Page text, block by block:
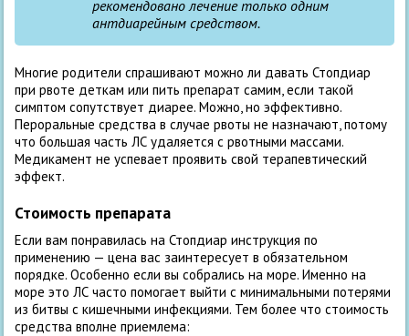
рекомендовано лечение только одним
антдиарейным средством.
Многие родители спрашивают можно ли давать Стопдиар
при рвоте деткам или пить препарат самим, если такой
симптом сопутствует диарее. Можно, но эффективно.
Пероральные средства в случае рвоты не назначают, потому
что большая часть ЛС удаляется с рвотными массами.
Медикамент не успевает проявить свой терапевтический
эффект.
Стоимость препарата
Если вам понравилась на Стопдиар инструкция по
применению — цена вас заинтересует в обязательном
порядке. Особенно если вы собрались на море. Именно на
море это ЛС часто помогает выйти с минимальными потерями
из битвы с кишечными инфекциями. Тем более что стоимость
средства вполне приемлема: